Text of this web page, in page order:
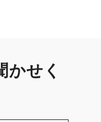
かせく